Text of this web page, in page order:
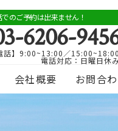
でのご予約は出来ません！
6206-
話】9:00~13:00／15:00~18:00
電話対応：日曜日休み
会社概要 お問合